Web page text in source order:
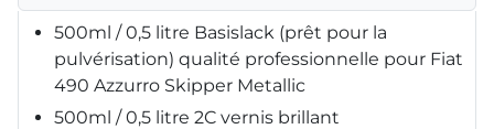
500ml / 0,5 litre Basislack (prêt pour la
pulvérisation) qualité professionnelle pour Fiat
490 Azzurro Skipper Metallic
500ml / 0,5 litre 2C vernis brillant